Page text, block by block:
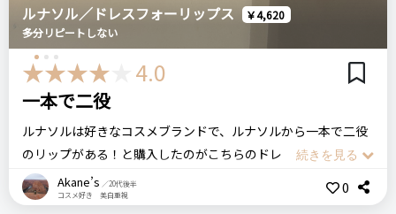
＼ショップで商品を探す／
コメント（0 件）
ログイン
こちらだけ塗ると乾燥して唇の皮が剥けてくるので、保湿はし
っかり行うよう注意して下さい。
おすすめする人・おすすめしない人
す。
保湿してくれるリップやうるうる感のあるリップを探している
方にはおすすめしません。
Celvoke セルヴォーク
ディグニファイド リップス 09
リピート回数・頻度
はじめて
次回のリピート予定
わからない
ルナソル／ドレスフォーリップス
￥4,620
多分リピートしない
4.0
一本で二役
ルナソルは好きなコスメブランドで、ルナソルから一本で二役
のリップがある！と購入したのがこちらのドレスフォーリップ
ス。
片方が結構マットな感じの口紅で、もう片方がグロス。
Akane’s ／20代後半
コスメ好き 美白重視
0